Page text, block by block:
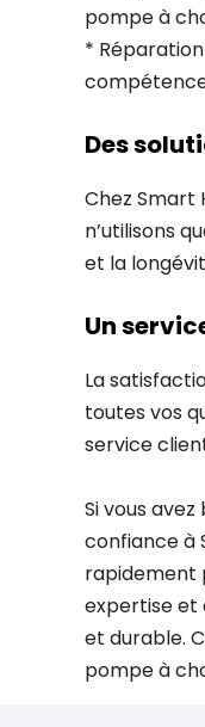
pompe à
*
Des
Chez Smart
n’utilisons
et la
Un
La
toutes vos
service
Si vous
confiance à
rapidement
expertise et
et durable.
pompe à